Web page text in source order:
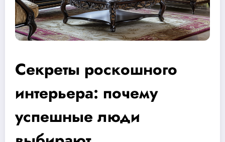
Секреты роскошного
интерьера: почему
успешные люди